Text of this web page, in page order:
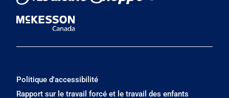
Politique d'accessibilité
Rapport sur le travail forcé et le travail des enfants